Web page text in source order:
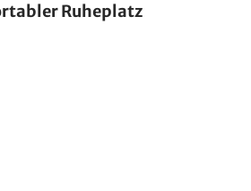
Ruheplatz